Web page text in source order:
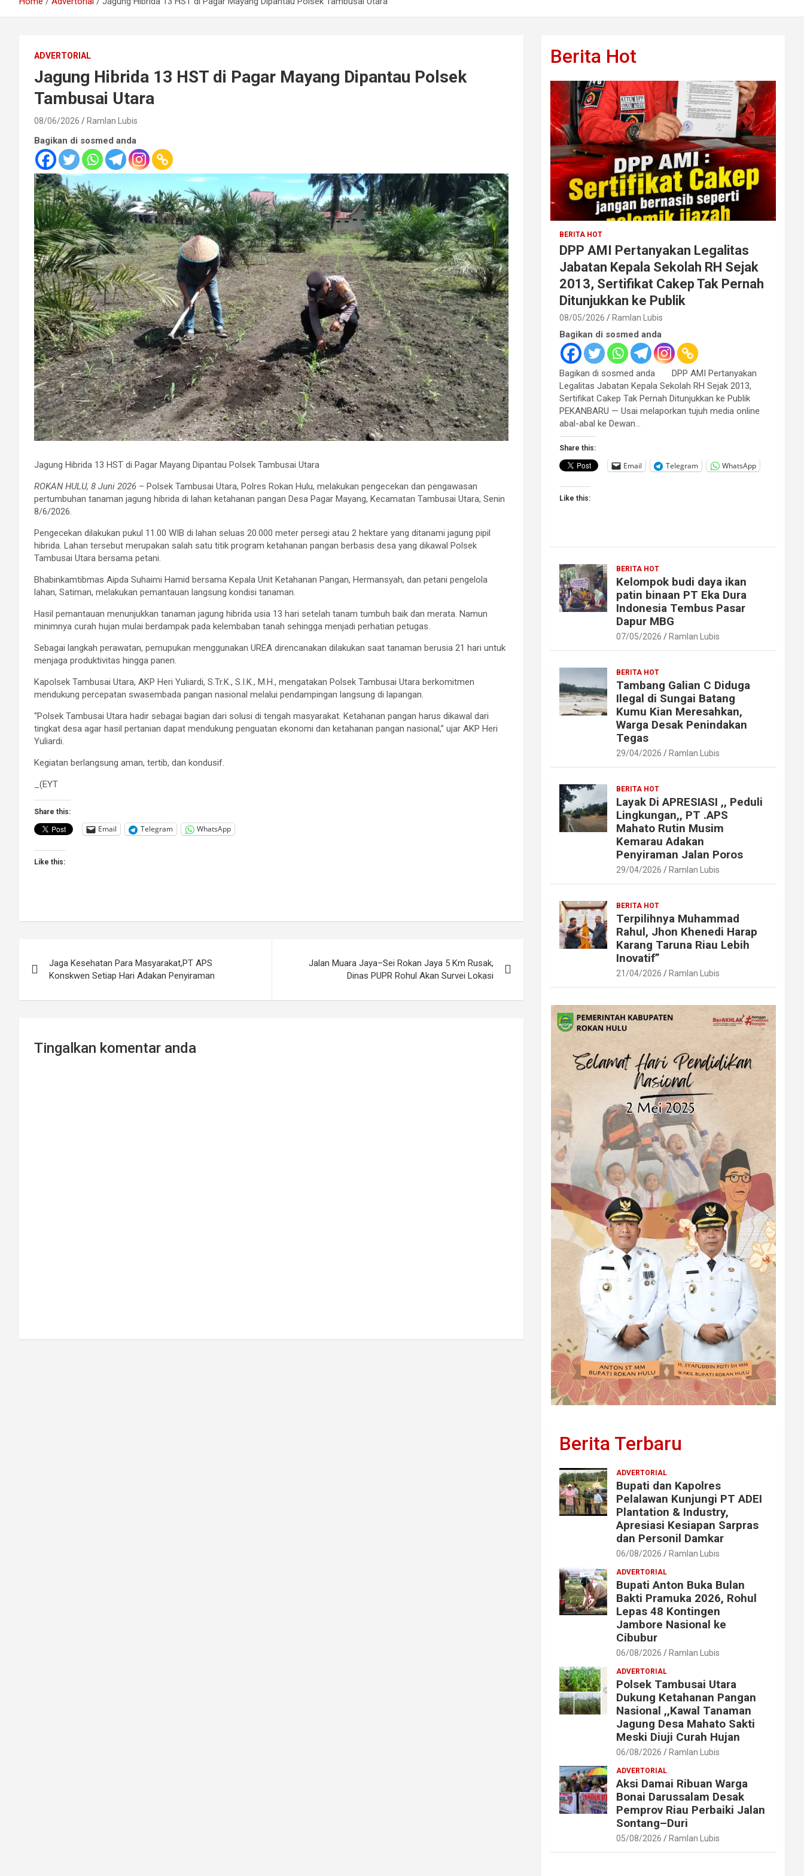
ADVERTORIAL
Jagung Hibrida 13 HST di Pagar Mayang Dipantau Polsek
Tambusai Utara
08/06/2026 Ramlan Lubis
Bagikan di sosmed anda
Jagung Hibrida 13 HST di Pagar Mayang Dipantau Polsek Tambusai Utara
ROKAN HULU, 8 Juni 2026 – Polsek Tambusai Utara, Polres Rokan Hulu, melakukan pengecekan dan pengawasan
pertumbuhan tanaman jagung hibrida di lahan ketahanan pangan Desa Pagar Mayang, Kecamatan Tambusai Utara, Senin
8/6/2026.
Pengecekan dilakukan pukul 11.00 WIB di lahan seluas 20.000 meter persegi atau 2 hektare yang ditanami jagung pipil
hibrida. Lahan tersebut merupakan salah satu titik program ketahanan pangan berbasis desa yang dikawal Polsek
Tambusai Utara bersama petani.
Bhabinkamtibmas Aipda Suhaimi Hamid bersama Kepala Unit Ketahanan Pangan, Hermansyah, dan petani pengelola
lahan, Satiman, melakukan pemantauan langsung kondisi tanaman.
Hasil pemantauan menunjukkan tanaman jagung hibrida usia 13 hari setelah tanam tumbuh baik dan merata. Namun
minimnya curah hujan mulai berdampak pada kelembaban tanah sehingga menjadi perhatian petugas.
Sebagai langkah perawatan, pemupukan menggunakan UREA direncanakan dilakukan saat tanaman berusia 21 hari untuk
menjaga produktivitas hingga panen.
Kapolsek Tambusai Utara, AKP Heri Yuliardi, S.Tr.K., S.I.K., M.H., mengatakan Polsek Tambusai Utara berkomitmen
mendukung percepatan swasembada pangan nasional melalui pendampingan langsung di lapangan.
“Polsek Tambusai Utara hadir sebagai bagian dari solusi di tengah masyarakat. Ketahanan pangan harus dikawal dari
tingkat desa agar hasil pertanian dapat mendukung penguatan ekonomi dan ketahanan pangan nasional,” ujar AKP Heri
Yuliardi.
Kegiatan berlangsung aman, tertib, dan kondusif.
_(EYT
Share this:
Email Telegram WhatsApp
Like this:
navigation
Jaga Kesehatan Para Masyarakat,PT APS
Konskwen Setiap Hari Adakan Penyiraman
Jalan Muara Jaya–Sei Rokan Jaya 5 Km Rusak,
Dinas PUPR Rohul Akan Survei Lokasi
Tingalkan komentar anda
Berita Hot
BERITA HOT
DPP AMI Pertanyakan Legalitas
Jabatan Kepala Sekolah RH Sejak
2013, Sertifikat Cakep Tak Pernah
Ditunjukkan ke Publik
08/05/2026 Ramlan Lubis
Bagikan di sosmed anda
Bagikan di sosmed anda DPP AMI Pertanyakan
Legalitas Jabatan Kepala Sekolah RH Sejak 2013,
Sertifikat Cakep Tak Pernah Ditunjukkan ke Publik
PEKANBARU — Usai melaporkan tujuh media online
abal-abal ke Dewan…
Share this:
Email Telegram WhatsApp
Like this:
BERITA HOT
Kelompok budi daya ikan
patin binaan PT Eka Dura
Indonesia Tembus Pasar
Dapur MBG
07/05/2026 Ramlan Lubis
BERITA HOT
Tambang Galian C Diduga
Ilegal di Sungai Batang
Kumu Kian Meresahkan,
Warga Desak Penindakan
Tegas
29/04/2026 Ramlan Lubis
BERITA HOT
Layak Di APRESIASI ,, Peduli
Lingkungan,, PT .APS
Mahato Rutin Musim
Kemarau Adakan
Penyiraman Jalan Poros
29/04/2026 Ramlan Lubis
BERITA HOT
Terpilihnya Muhammad
Rahul, Jhon Khenedi Harap
Karang Taruna Riau Lebih
Inovatif”
21/04/2026 Ramlan Lubis
Berita Terbaru
ADVERTORIAL
Bupati dan Kapolres
Pelalawan Kunjungi PT ADEI
Plantation & Industry,
Apresiasi Kesiapan Sarpras
dan Personil Damkar
06/08/2026 Ramlan Lubis
ADVERTORIAL
Bupati Anton Buka Bulan
Bakti Pramuka 2026, Rohul
Lepas 48 Kontingen
Jambore Nasional ke
Cibubur
06/08/2026 Ramlan Lubis
ADVERTORIAL
Polsek Tambusai Utara
Dukung Ketahanan Pangan
Nasional ,,Kawal Tanaman
Jagung Desa Mahato Sakti
Meski Diuji Curah Hujan
06/08/2026 Ramlan Lubis
ADVERTORIAL
Aksi Damai Ribuan Warga
Bonai Darussalam Desak
Pemprov Riau Perbaiki Jalan
Sontang–Duri
05/08/2026 Ramlan Lubis